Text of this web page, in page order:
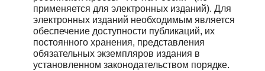
применяется для электронных изданий). Для
электронных изданий необходимым является
обеспечение доступности публикаций, их
постоянного хранения, представления
обязательных экземпляров издания в
установленном законодательством порядке.